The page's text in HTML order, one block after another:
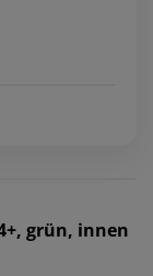
grün, innen